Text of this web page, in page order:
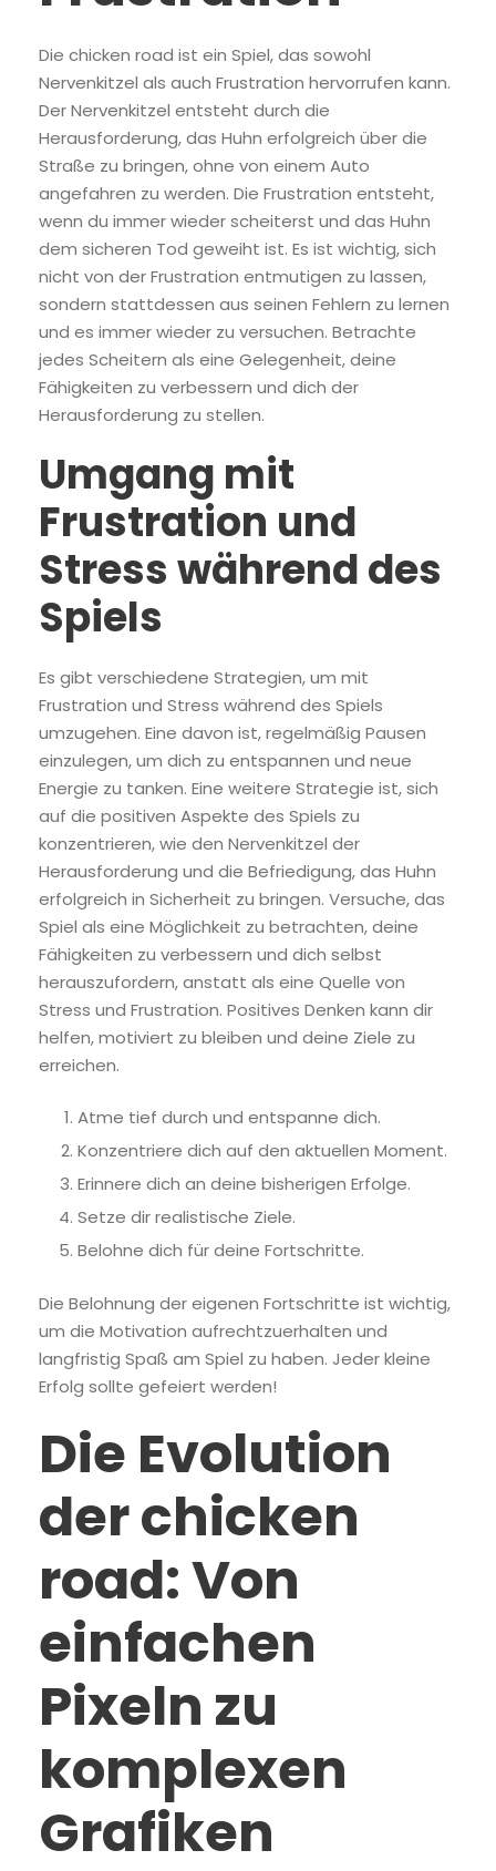
Die chicken road ist ein Spiel, das sowohl
Nervenkitzel als auch Frustration hervorrufen kann.
Der Nervenkitzel entsteht durch die
Herausforderung, das Huhn erfolgreich über die
Straße zu bringen, ohne von einem Auto
angefahren zu werden. Die Frustration entsteht,
wenn du immer wieder scheiterst und das Huhn
dem sicheren Tod geweiht ist. Es ist wichtig, sich
nicht von der Frustration entmutigen zu lassen,
sondern stattdessen aus seinen Fehlern zu lernen
und es immer wieder zu versuchen. Betrachte
jedes Scheitern als eine Gelegenheit, deine
Fähigkeiten zu verbessern und dich der
Herausforderung zu stellen.
Umgang mit
Frustration und
Stress während des
Spiels
Es gibt verschiedene Strategien, um mit
Frustration und Stress während des Spiels
umzugehen. Eine davon ist, regelmäßig Pausen
einzulegen, um dich zu entspannen und neue
Energie zu tanken. Eine weitere Strategie ist, sich
auf die positiven Aspekte des Spiels zu
konzentrieren, wie den Nervenkitzel der
Herausforderung und die Befriedigung, das Huhn
erfolgreich in Sicherheit zu bringen. Versuche, das
Spiel als eine Möglichkeit zu betrachten, deine
Fähigkeiten zu verbessern und dich selbst
herauszufordern, anstatt als eine Quelle von
Stress und Frustration. Positives Denken kann dir
helfen, motiviert zu bleiben und deine Ziele zu
erreichen.
Atme tief durch und entspanne dich.
Konzentriere dich auf den aktuellen Moment.
Erinnere dich an deine bisherigen Erfolge.
Setze dir realistische Ziele.
Belohne dich für deine Fortschritte.
Die Belohnung der eigenen Fortschritte ist wichtig,
um die Motivation aufrechtzuerhalten und
langfristig Spaß am Spiel zu haben. Jeder kleine
Erfolg sollte gefeiert werden!
Die Evolution
der chicken
road: Von
einfachen
Pixeln zu
komplexen
Grafiken